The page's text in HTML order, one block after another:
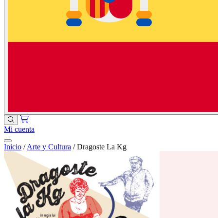
Mi cuenta
Inicio / Arte y Cultura / Dragoste La Kg